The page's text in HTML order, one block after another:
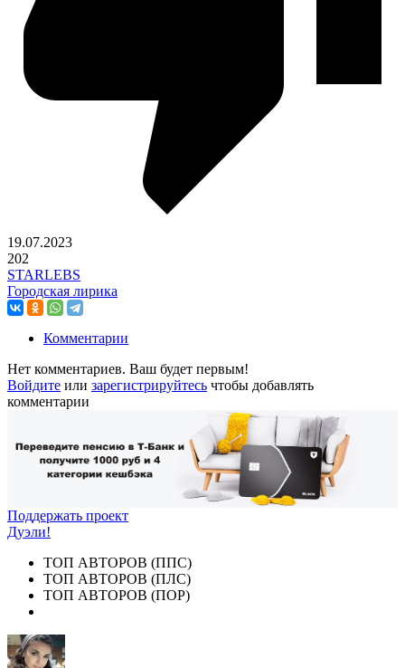
19.07.2023
202
STARLEBS
Городская лирика
Комментарии
Нет комментариев. Ваш будет первым!
Войдите или зарегистрируйтесь чтобы добавлять
комментарии
Поддержать проект
Дуэли!
ТОП АВТОРОВ (ППС)
ТОП АВТОРОВ (ПЛС)
ТОП АВТОРОВ (ПОР)